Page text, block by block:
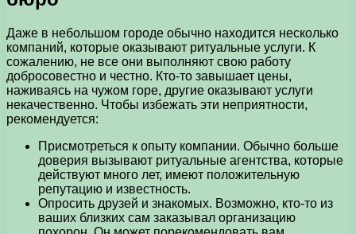
Даже в небольшом городе обычно находится несколько
компаний, которые оказывают ритуальные услуги. К
сожалению, не все они выполняют свою работу
добросовестно и честно. Кто-то завышает цены,
наживаясь на чужом горе, другие оказывают услуги
некачественно. Чтобы избежать эти неприятности,
рекомендуется:
Присмотреться к опыту компании. Обычно больше
доверия вызывают ритуальные агентства, которые
действуют много лет, имеют положительную
репутацию и известность.
Опросить друзей и знакомых. Возможно, кто-то из
ваших близких сам заказывал организацию